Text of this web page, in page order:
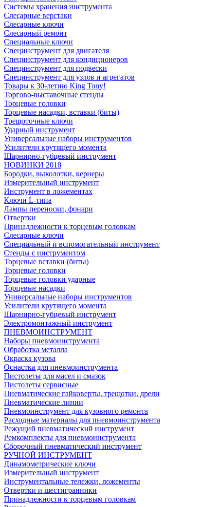
Системы хранения инструмента
Слесарные верстаки
Слесарные ключи
Слесарный ремонт
Специальные ключи
Специнструмент для двигателя
Специнструмент для кондиционеров
Специнструмент для подвески
Специнструмент для узлов и агрегатов
Товары к 30-летию King Tony!
Торгово-выставочные стенды
Торцевые головки
Торцевые насадки, вставки (биты)
Трещоточные ключи
Ударный инструмент
Универсальные наборы инструментов
Усилители крутящего момента
Шарнирно-губцевый инструмент
НОВИНКИ 2018
Бородки, выколотки, кернеры
Измерительный инструмент
Инструмент в ложементах
Ключи L-типа
Лампы переноски, фонари
Отвертки
Принадлежности к торцевым головкам
Слесарные ключи
Специальный и вспомогательный инструмент
Стенды с инструментом
Торцевые вставки (биты)
Торцевые головки
Торцевые головки ударные
Торцевые насадки
Универсальные наборы инструментов
Усилители крутящего момента
Шарнирно-губцевый инструмент
Электромонтажный инструмент
ПНЕВМОИНСТРУМЕНТ
Наборы пневмоинструмента
Обработка металла
Окраска кузова
Оснастка для пневмоинструмента
Пистолеты для масел и смазок
Пистолеты сервисные
Пневматические гайковерты, трещотки, дрели
Пневматические линии
Пневмоинструмент для кузовного ремонта
Расходные материалы для пневмоинструмента
Режущий пневматический инструмент
Ремкомплекты для пневмоинструмента
Сборочный пневматический инструмент
РУЧНОЙ ИНСТРУМЕНТ
Динамометрические ключи
Измерительный инструмент
Инструментальные тележки, ложементы
Отвертки и шестигранники
Принадлежности к торцевым головкам